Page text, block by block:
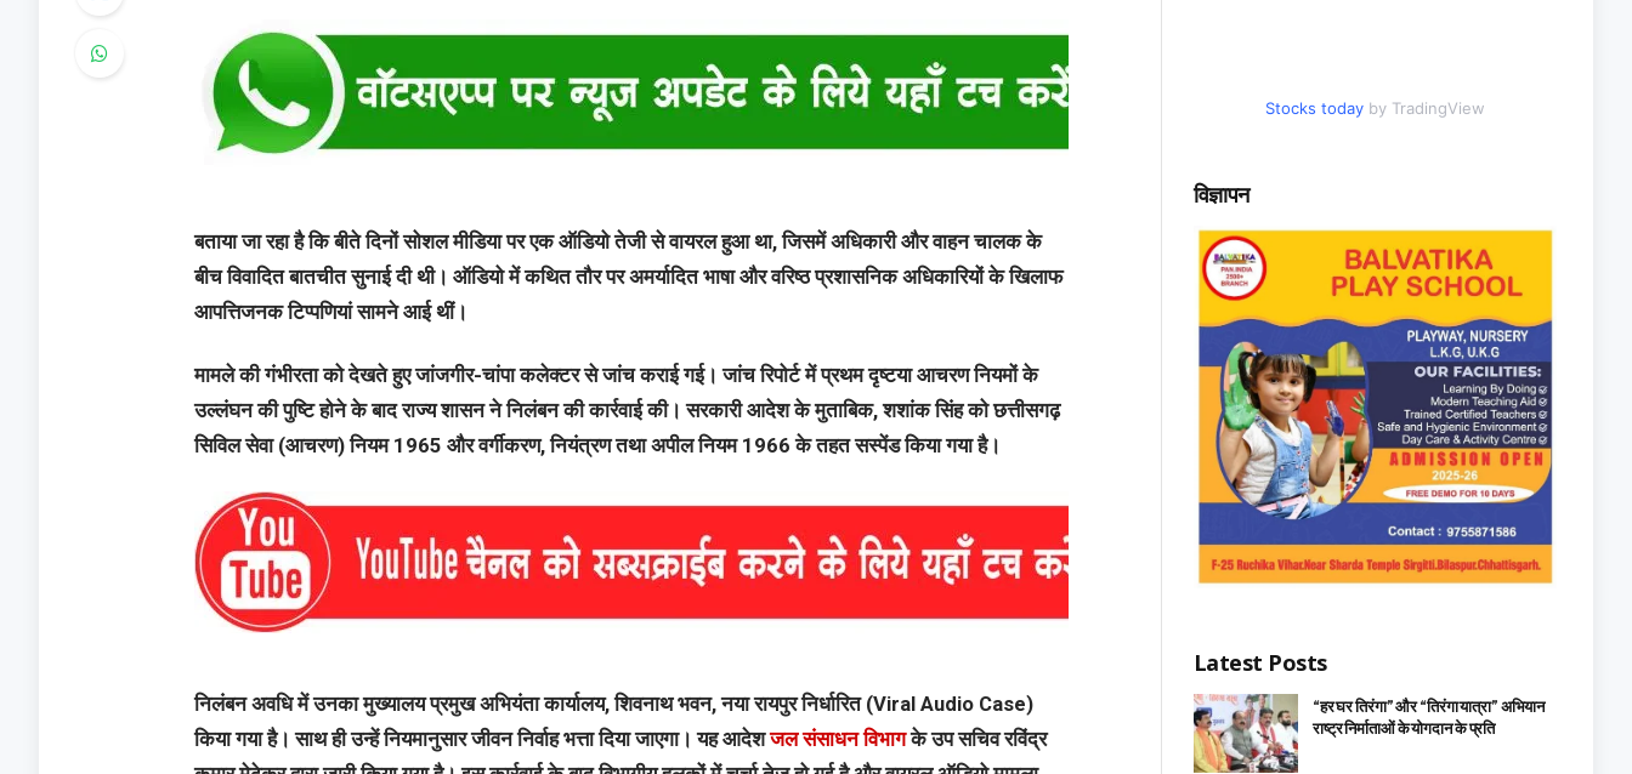
बताया जा रहा है कि बीते दिनों सोशल मीडिया पर एक ऑडियो तेजी से वायरल हुआ था, जिसमें अधिकारी और वाहन चालक के
बीच विवादित बातचीत सुनाई दी थी। ऑडियो में कथित तौर पर अमर्यादित भाषा और वरिष्ठ प्रशासनिक अधिकारियों के खिलाफ
आपत्तिजनक टिप्पणियां सामने आई थीं।
मामले की गंभीरता को देखते हुए जांजगीर-चांपा कलेक्टर से जांच कराई गई। जांच रिपोर्ट में प्रथम दृष्टया आचरण नियमों के
उल्लंघन की पुष्टि होने के बाद राज्य शासन ने निलंबन की कार्रवाई की।सरकारी आदेश के मुताबिक, शशांक सिंह को छत्तीसगढ़
सिविल सेवा (आचरण) नियम 1965 और वर्गीकरण, नियंत्रण तथा अपील नियम 1966 के तहत सस्पेंड किया गया है।
निलंबन अवधि में उनका मुख्यालय प्रमुख अभियंता कार्यालय, शिवनाथ भवन, नया रायपुर निर्धारित (Viral Audio Case)
किया गया है। साथ ही उन्हें नियमानुसार जीवन निर्वाह भत्ता दिया जाएगा। यह आदेशजल संसाधन विभागके उप सचिव रविंद्र
Stocks today by TradingView
विज्ञापन
Latest Posts
“हर घर तिरंगा” और “तिरंगा यात्रा” अभियान
राष्ट्र निर्माताओं के योगदान के प्रति